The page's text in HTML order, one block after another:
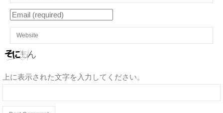
上に表示された文字を入力してください。